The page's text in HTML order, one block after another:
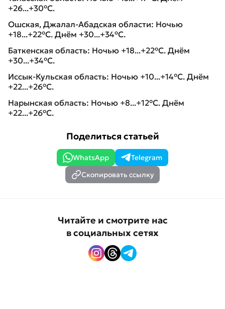
+26...+30°C.
Ошская, Джалал-Абадская области: Ночью
+18...+22°C. Днём +30...+34°C.
Баткенская область: Ночью +18...+22°C. Днём
+30...+34°C.
Иссык-Кульская область: Ночью +10...+14°C. Днём
+22...+26°C.
Нарынская область: Ночью +8...+12°C. Днём
+22...+26°C.
Поделиться статьей
WhatsApp
Telegram
Скопировать ссылку
Читайте и смотрите нас
в социальных сетях